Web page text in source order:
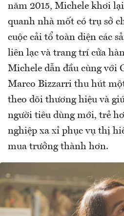
năm 2015, Michele khơi
quanh nhà mốt có trụ sở
cuộc cải tổ toàn diện các
liên lạc và trang trí cửa
Michele dẫn đầu cùng với
Marco Bizzarri thu hút
theo dõi thương hiệu và
người tiêu dùng mới, trẻ
nghiệp xa xỉ phục vụ thị
mua trưởng thành hơn.